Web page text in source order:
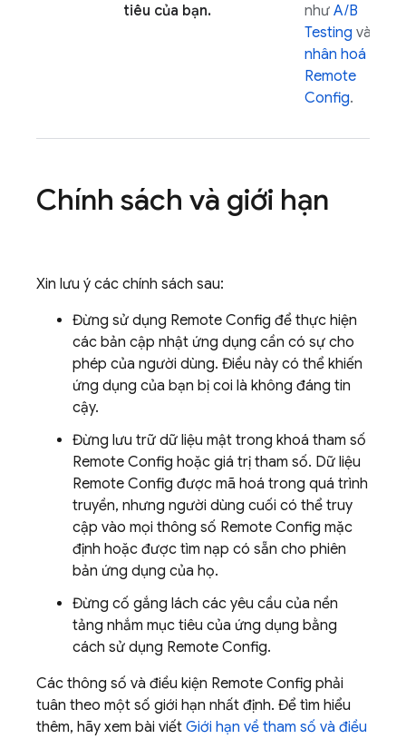
tiêu của bạn. như A/B
Testing và
nhân hoá
Remote
Config.
Chính sách và giới hạn
Xin lưu ý các chính sách sau:
Đừng sử dụng Remote Config để thực hiện
các bản cập nhật ứng dụng cần có sự cho
phép của người dùng. Điều này có thể khiến
ứng dụng của bạn bị coi là không đáng tin
cậy.
Đừng lưu trữ dữ liệu mật trong khoá tham số
Remote Config hoặc giá trị tham số. Dữ liệu
Remote Config được mã hoá trong quá trình
truyền, nhưng người dùng cuối có thể truy
cập vào mọi thông số Remote Config mặc
định hoặc được tìm nạp có sẵn cho phiên
bản ứng dụng của họ.
Đừng cố gắng lách các yêu cầu của nền
tảng nhắm mục tiêu của ứng dụng bằng
cách sử dụng Remote Config.
Các thông số và điều kiện Remote Config phải
tuân theo một số giới hạn nhất định. Để tìm hiểu
thêm, hãy xem bài viết Giới hạn về tham số và điều